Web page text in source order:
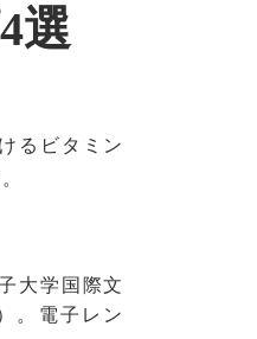
選
るビタミン
大学国際文
。電子レン